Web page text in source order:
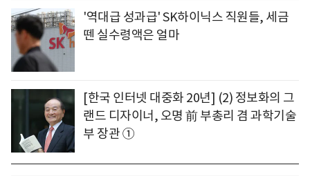
'역대급 성과급' SK하이닉스 직원들, 세금
뗀 실수령액은 얼마
[한국 인터넷 대중화 20년] (2) 정보화의 그
랜드 디자이너, 오명 前 부총리 겸 과학기술
부 장관 ①